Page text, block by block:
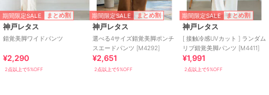
期間限定SALE まとめ割
神戸レタス
錯覚美脚ワイドパンツ
¥2,290
2点以上で5%OFF
期間限定SALE まとめ割
神戸レタス
選べる4サイズ錯覚美脚ポンチ
スエードパンツ [M4292]
¥2,651
2点以上で5%OFF
期間限定SALE まとめ割
神戸レタス
[ 接触冷感UVカット ] ランダム
リブ錯覚美脚パンツ [M4411]
¥1,991
2点以上で5%OFF